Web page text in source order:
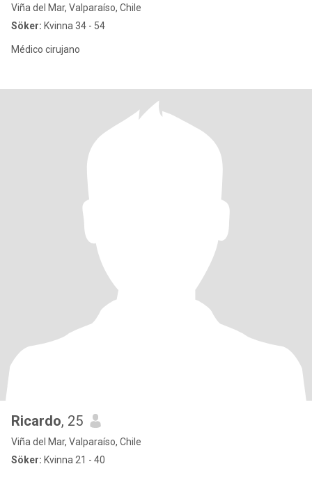
Viña del Mar, Valparaíso, Chile
Söker: Kvinna 34 - 54
Médico cirujano
Ricardo, 25
Viña del Mar, Valparaíso, Chile
Söker: Kvinna 21 - 40